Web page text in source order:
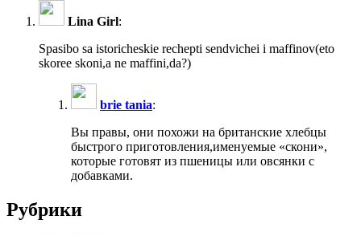
Lina Girl:
Spasibo sa istoricheskie rechepti sendvichei i maffinov(eto
skoree skoni,a ne maffini,da?)
brie tania:
Вы правы, они похожи на британские хлебцы
быстрого приготовления,именуемые «скони»,
которые готовят из пшеницы или овсянки с
добавками.
Рубрики